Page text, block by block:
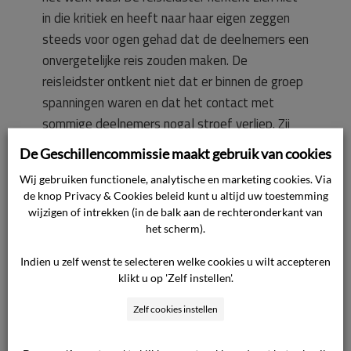
in die kritiek en heeft naar haar eigen zeggen
steeds voor ogen gehad dat de deelnemers een
onvergetelijke reis zouden maken. De
reisleidster ontkent niet dat er binnen de groep
spanningen waren en dat het contact met
sommige deelnemers nogal stroef verliep. Zij
heeft dit op een gegeven moment ter sprake
gebracht en alle groepsleden om feedback
gevraagd met de bedoeling een positieve
stemming te creëren. Hoewel zij wellicht niet
volledig in die opzet is geslaagd, was van het
geen sprake. De samenwerking met de lokale
heeft niet tot onaanvaardbare
De Geschillencommissie maakt gebruik van cookies
Wij gebruiken functionele, analytische en marketing cookies. Via
de knop Privacy & Cookies beleid kunt u altijd uw toestemming
wijzigen of intrekken (in de balk aan de rechteronderkant van
het scherm).
Indien u zelf wenst te selecteren welke cookies u wilt accepteren
klikt u op 'Zelf instellen'.
Zelf cookies instellen